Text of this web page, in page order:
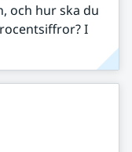
och hur ska du
I